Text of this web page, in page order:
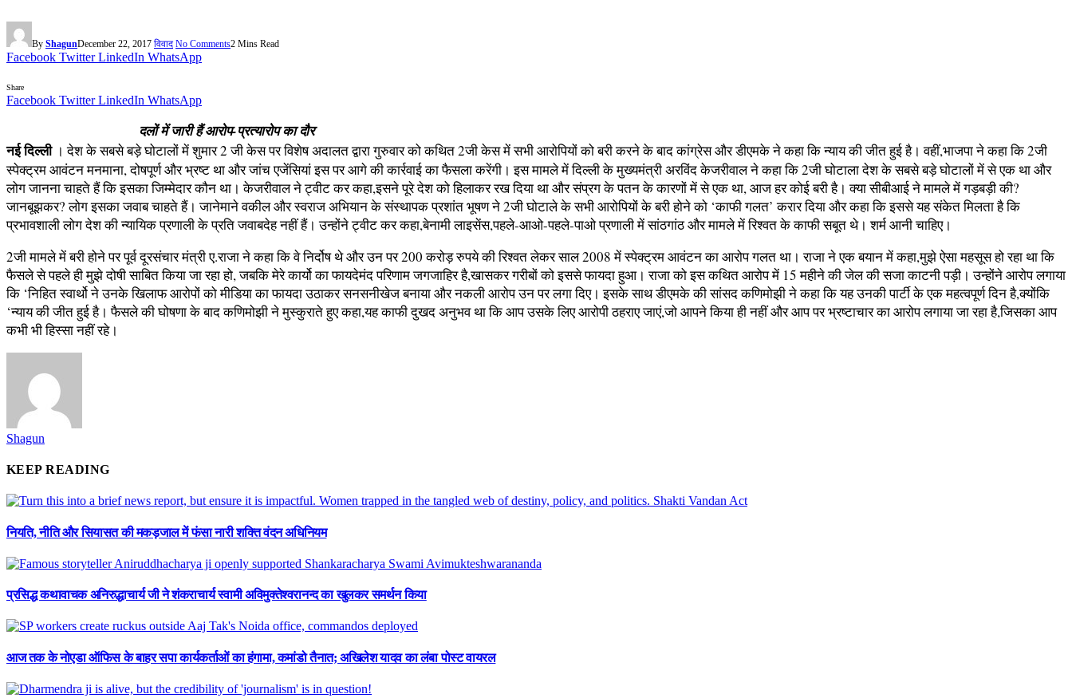
By ShagunDecember 22, 2017 विवाद No Comments2 Mins Read
Facebook Twitter LinkedIn WhatsApp
Share
Facebook Twitter LinkedIn WhatsApp
दलों में जारी हैं आरोप-प्रत्यारोप का दौर
नई दिल्ली। देश के सबसे बड़े घोटालों में शुमार 2 जी केस पर विशेष अदालत द्वारा गुरुवार को कथित 2जी केस में सभी आरोपियों को बरी करने के बाद कांग्रेस और डीएमके ने कहा कि न्याय की जीत हुई है। वहीं,भाजपा ने कहा कि 2जी
स्पेक्ट्रम आवंटन मनमाना, दोषपूर्ण और भ्रष्ट था और जांच एजेंसियां इस पर आगे की कार्रवाई का फैसला करेंगी। इस मामले में दिल्ली के मुख्यमंत्री अरविंद केजरीवाल ने कहा कि 2जी घोटाला देश के सबसे बड़े घोटालों में से एक था और
लोग जानना चाहते हैं कि इसका जिम्मेदार कौन था। केजरीवाल ने ट्वीट कर कहा,इसने पूरे देश को हिलाकर रख दिया था और संप्रग के पतन के कारणों में से एक था, आज हर कोई बरी है। क्या सीबीआई ने मामले में गड़बड़ी की?
जानबूझकर? लोग इसका जवाब चाहते हैं। जानेमाने वकील और स्वराज अभियान के संस्थापक प्रशांत भूषण ने 2जी घोटाले के सभी आरोपियों के बरी होने को ‘काफी गलत’ करार दिया और कहा कि इससे यह संकेत मिलता है कि
प्रभावशाली लोग देश की न्यायिक प्रणाली के प्रति जवाबदेह नहीं हैं। उन्होंने ट्वीट कर कहा,बेनामी लाइसेंस,पहले-आओ-पहले-पाओ प्रणाली में सांठगांठ और मामले में रिश्वत के काफी सबूत थे। शर्म आनी चाहिए।
2जी मामले में बरी होने पर पूर्व दूरसंचार मंत्री ए.राजा ने कहा कि वे निर्दोष थे और उन पर 200 करोड़ रुपये की रिश्वत लेकर साल 2008 में स्पेक्ट्रम आवंटन का आरोप गलत था। राजा ने एक बयान में कहा,मुझे ऐसा महसूस हो रहा था कि
फैसले से पहले ही मुझे दोषी साबित किया जा रहा हो, जबकि मेरे कार्यो का फायदेमंद परिणाम जगजाहिर है,खासकर गरीबों को इससे फायदा हुआ। राजा को इस कथित आरोप में 15 महीने की जेल की सजा काटनी पड़ी। उन्होंने आरोप लगाया
कि ‘निहित स्वार्थो ने उनके खिलाफ आरोपों को मीडिया का फायदा उठाकर सनसनीखेज बनाया और नकली आरोप उन पर लगा दिए। इसके साथ डीएमके की सांसद कणिमोझी ने कहा कि यह उनकी पार्टी के एक महत्वपूर्ण दिन है,क्योंकि
‘न्याय की जीत हुई है। फैसले की घोषणा के बाद कणिमोझी ने मुस्कुराते हुए कहा,यह काफी दुखद अनुभव था कि आप उसके लिए आरोपी ठहराए जाएं,जो आपने किया ही नहीं और आप पर भ्रष्टाचार का आरोप लगाया जा रहा है,जिसका आप
कभी भी हिस्सा नहीं रहे।
Shagun
KEEP READING
नियति, नीति और सियासत की मकड़जाल में फंसा नारी शक्ति वंदन अधिनियम
प्रसिद्ध कथावाचक अनिरुद्धाचार्य जी ने शंकराचार्य स्वामी अविमुक्तेश्वरानन्द का खुलकर समर्थन किया
आज तक के नोएडा ऑफिस के बाहर सपा कार्यकर्ताओं का हंगामा, कमांडो तैनात; अखिलेश यादव का लंबा पोस्ट वायरल